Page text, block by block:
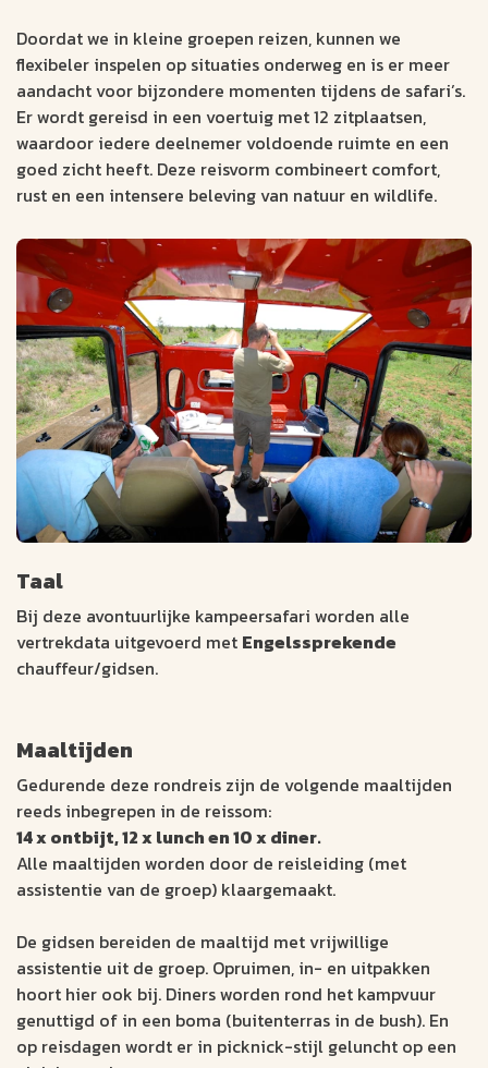
Doordat we in kleine groepen reizen, kunnen we
flexibeler inspelen op situaties onderweg en is er meer
aandacht voor bijzondere momenten tijdens de safari’s.
Er wordt gereisd in een voertuig met 12 zitplaatsen,
waardoor iedere deelnemer voldoende ruimte en een
goed zicht heeft. Deze reisvorm combineert comfort,
rust en een intensere beleving van natuur en wildlife.
Taal
Bij deze avontuurlijke kampeersafari worden alle
vertrekdata uitgevoerd met Engelssprekende
chauffeur/gidsen.
Maaltijden
Gedurende deze rondreis zijn de volgende maaltijden
reeds inbegrepen in de reissom:
14 x ontbijt, 12 x lunch en 10 x diner.
Alle maaltijden worden door de reisleiding (met
assistentie van de groep) klaargemaakt.
De gidsen bereiden de maaltijd met vrijwillige
assistentie uit de groep. Opruimen, in- en uitpakken
hoort hier ook bij. Diners worden rond het kampvuur
genuttigd of in een boma (buitenterras in de bush). En
op reisdagen wordt er in picknick-stijl geluncht op een